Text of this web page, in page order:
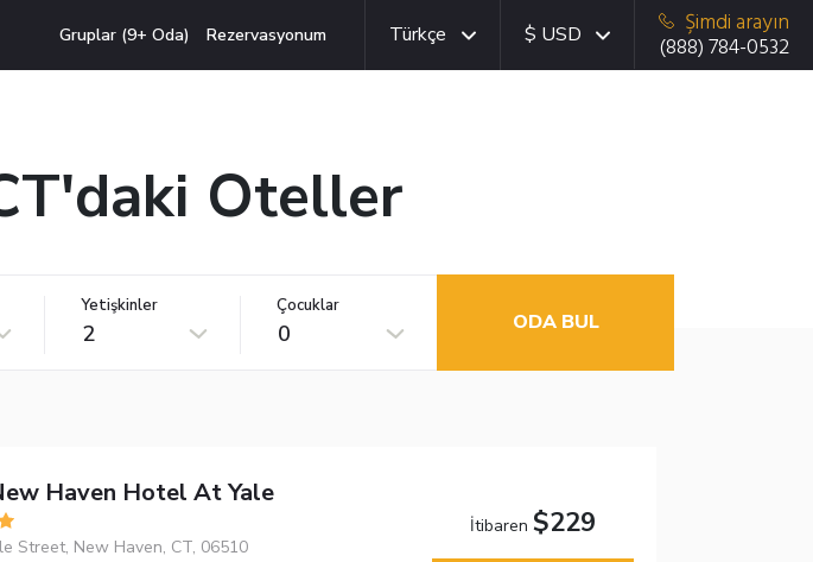
Gruplar (9+ Oda) Rezervasyonum Türkçe $ USD
Şimdi arayın
(888) 784-0532
Oteller
Yetişkinler
2
Çocuklar
0 ODA BUL
Haven Hotel At Yale
Street, New Haven, CT, 06510
İtibaren $229